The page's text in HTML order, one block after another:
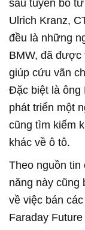
sau tuyên bố
Ulrich Kranz,
đều là những
BMW, đã được
giúp cứu vãn
Đặc biệt là ông
phát triển một
cũng tìm kiếm
khác về ô tô.
Theo nguồn tin
năng này cũng
về việc bán
Faraday